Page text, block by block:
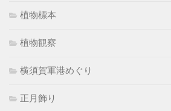
植物標本
植物観察
横須賀軍港めぐり
正月飾り